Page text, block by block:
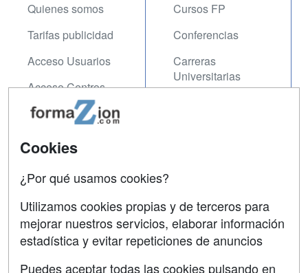
Quienes somos
Tarifas publicidad
Acceso Usuarios
Acceso Centros
Cursos FP
Conferencias
Carreras
Universitarias
Contactar
Copyleft
Cookies
¿Por qué usamos cookies?
Utilizamos cookies propias y de terceros para
mejorar nuestros servicios, elaborar información
estadística y evitar repeticiones de anuncios
Puedes aceptar todas las cookies pulsando en